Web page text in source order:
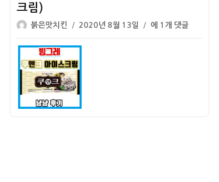
크림)
글
쓴
이
붉은맛치킨
작
성
일
자
2020년 8월 13일
빙
그
에 1개 댓글